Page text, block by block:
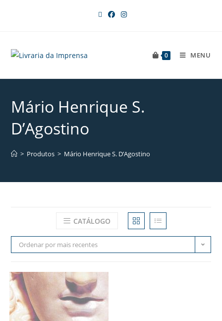
0 MENU
Mário Henrique S.
D’Agostino
> Produtos > Mário Henrique S. D’Agostino
CATÁLOGO
Ordenar por mais recentes